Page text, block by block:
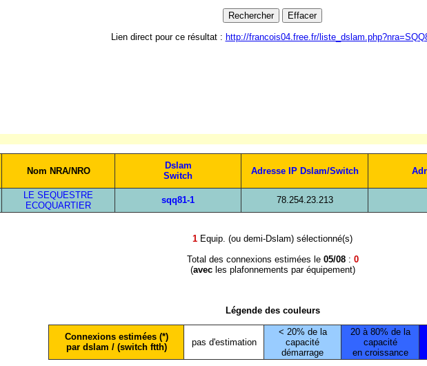
Lien direct pour ce résultat : http://francois04.free.fr/
Nom NRA/NRO
Dslam
Switch
Adresse IP Dslam/Switch
LE SEQUESTRE
ECOQUARTIER
sqq81-1 78.254.23.213
1 Equip. (ou demi-Dslam) sélectionné(s)
Total des connexions estimées le 05/08: 0
(avecles plafonnements par équipement)
Légende des couleurs
Connexions estimées (*)
par dslam / (switch ftth)
pas d'estimation
< 20% de la
capacité
démarrage
20 à 80% de la
capacité
en croissance